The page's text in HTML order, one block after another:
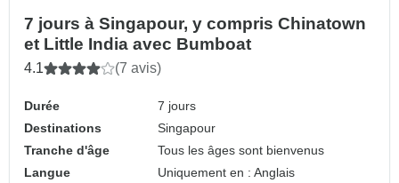
7 jours à Singapour, y compris Chinatown
et Little India avec Bumboat
4.1 (7 avis)
Durée
7 jours
Destinations
Singapour
Tranche d'âge
Tous les âges sont bienvenus
Langue
Uniquement en : Anglais